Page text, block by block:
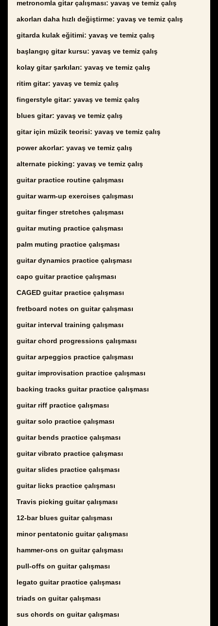
metronomla gitar çalışması: yavaş ve temiz çalış
akorları daha hızlı değiştirme: yavaş ve temiz çalış
gitarda kulak eğitimi: yavaş ve temiz çalış
başlangıç gitar kursu: yavaş ve temiz çalış
kolay gitar şarkıları: yavaş ve temiz çalış
ritim gitar: yavaş ve temiz çalış
fingerstyle gitar: yavaş ve temiz çalış
blues gitar: yavaş ve temiz çalış
gitar için müzik teorisi: yavaş ve temiz çalış
power akorlar: yavaş ve temiz çalış
alternate picking: yavaş ve temiz çalış
guitar practice routine çalışması
guitar warm-up exercises çalışması
guitar finger stretches çalışması
guitar muting practice çalışması
palm muting practice çalışması
guitar dynamics practice çalışması
capo guitar practice çalışması
CAGED guitar practice çalışması
fretboard notes on guitar çalışması
guitar interval training çalışması
guitar chord progressions çalışması
guitar arpeggios practice çalışması
guitar improvisation practice çalışması
backing tracks guitar practice çalışması
guitar riff practice çalışması
guitar solo practice çalışması
guitar bends practice çalışması
guitar vibrato practice çalışması
guitar slides practice çalışması
guitar licks practice çalışması
Travis picking guitar çalışması
12-bar blues guitar çalışması
minor pentatonic guitar çalışması
hammer-ons on guitar çalışması
pull-offs on guitar çalışması
legato guitar practice çalışması
triads on guitar çalışması
sus chords on guitar çalışması